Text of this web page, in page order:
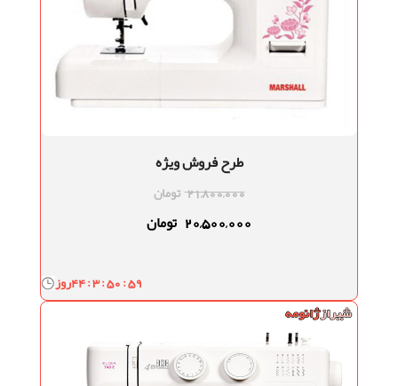
طرح فروش ویژه
21,800,000 تومان
20,500,000 تومان
روز44 : 3 : 50 : 58